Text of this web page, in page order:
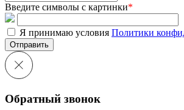
Введите символы с картинки*
Я принимаю условия Политики
Отправить
Обратный звонок